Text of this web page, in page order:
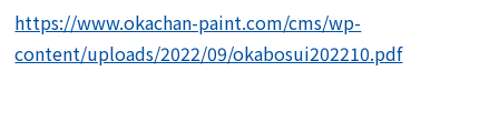
https://www.okachan-paint.com/cms/wp-
content/uploads/2022/09/okabosui202210.pdf